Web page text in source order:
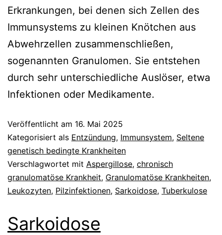
Erkrankungen, bei denen sich Zellen des
Immunsystems zu kleinen Knötchen aus
Abwehrzellen zusammenschließen,
sogenannten Granulomen. Sie entstehen
durch sehr unterschiedliche Auslöser, etwa
Infektionen oder Medikamente.
Veröffentlicht am 16. Mai 2025
Kategorisiert als Entzündung, Immunsystem, Seltene
genetisch bedingte Krankheiten
Verschlagwortet mit Aspergillose, chronisch
granulomatöse Krankheit, Granulomatöse Krankheiten,
Leukozyten, Pilzinfektionen, Sarkoidose, Tuberkulose
Sarkoidose